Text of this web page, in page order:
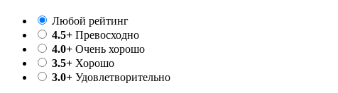
Любой рейтинг
4.5+ Превосходно
4.0+ Очень хорошо
3.5+ Хорошо
3.0+ Удовлетворительно